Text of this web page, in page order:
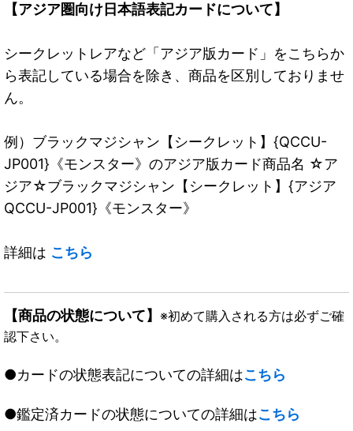
【アジア圏向け日本語表記カードについて】
シークレットレアなど「アジア版カード」をこちらか
ら表記している場合を除き、商品を区別しておりませ
ん。
例）ブラックマジシャン【シークレット】{QCCU-
JP001}《モンスター》のアジア版カード商品名 ☆ア
ジア☆ブラックマジシャン【シークレット】{アジア
QCCU-JP001}《モンスター》
詳細は こちら
【商品の状態について】 ※初めて購入される方は必ずご確
認下さい。
●カードの状態表記についての詳細はこちら
●鑑定済カードの状態についての詳細はこちら